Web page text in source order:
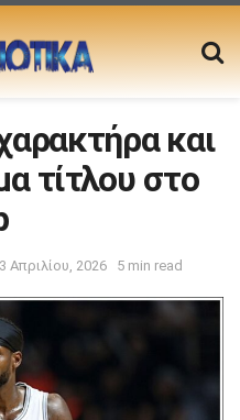
και
τίτλου στο
Απριλίου, 2026 5 min read